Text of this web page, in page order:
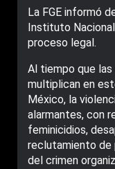
La FGE informó
Instituto
proceso legal.
Al tiempo que las
multiplican en
México, la
alarmantes, con
feminicidios,
reclutamiento de
del crimen